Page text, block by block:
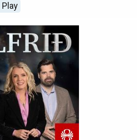
Play